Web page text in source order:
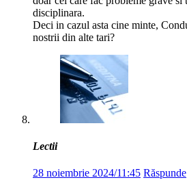
disciplinara.
Deci in cazul asta cine minte,
nostrii din alte tari?
Lectii
28 noiembrie 2024/11:45 Răspunde